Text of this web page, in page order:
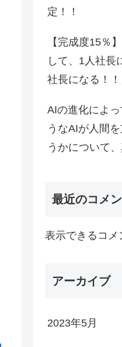
定！！
【完成度15％
して、1人社長
社長になる！！
AIの進化によ
うなAIが人間
うかについて
最近のコメ
表示できるコメ
アーカイブ
2023年5月